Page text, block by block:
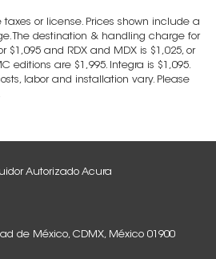
or license. Prices shown include a
The destination & handling charge for
or $1,095 and RDX and MDX is $1,025, or
editions are $1,995. Integra is $1,095.
labor and installation vary. Please
Autorizado Acura
de México, CDMX, México 01900